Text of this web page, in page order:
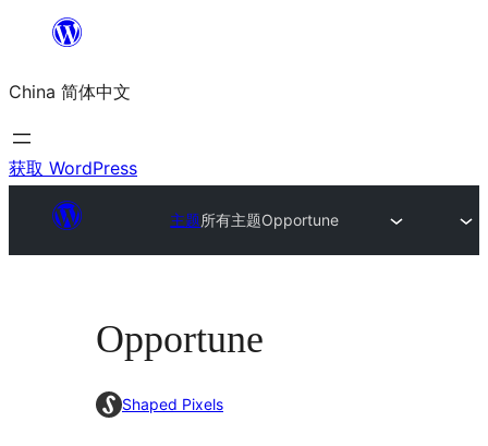
内
容
China 简体中文
获取 WordPress
主题所有主题Opportune
Opportune
Shaped Pixels